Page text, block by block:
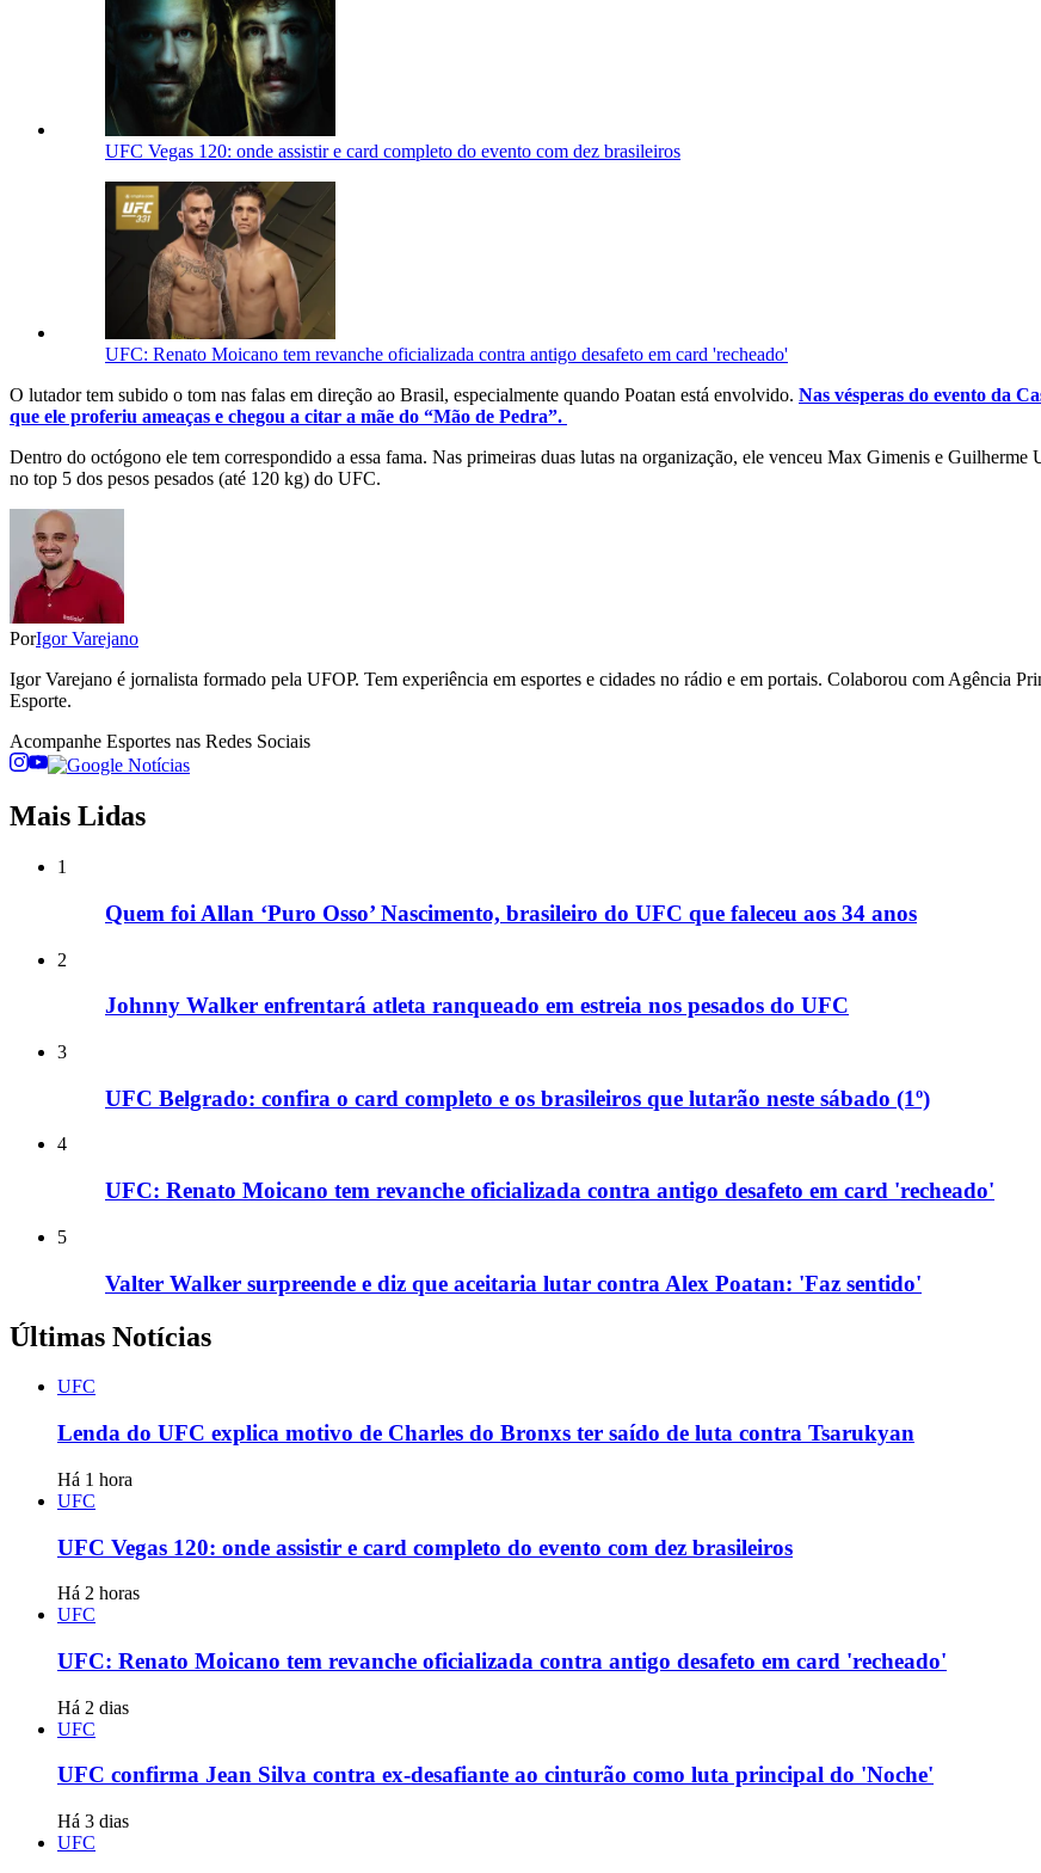
UFC Vegas 120: onde assistir e card completo do evento com dez brasileiros
UFC: Renato Moicano tem revanche oficializada contra antigo desafeto em card 'recheado'
O lutador tem subido o tom nas falas em direção ao Brasil, especialmente quando Poatan está envolvido. Nas vésperas do evento da
que ele proferiu ameaças e chegou a citar a mãe do “Mão de Pedra”.
Dentro do octógono ele tem correspondido a essa fama. Nas primeiras duas lutas na organização, ele venceu Max Gimenis e
no top 5 dos pesos pesados (até 120 kg) do UFC.
PorIgor Varejano
Igor Varejano é jornalista formado pela UFOP. Tem experiência em esportes e cidades no rádio e em portais. Colaborou com Agência
Esporte.
Acompanhe Esportes nas Redes Sociais
Mais Lidas
1
Quem foi Allan ‘Puro Osso’ Nascimento, brasileiro do UFC que faleceu aos 34 anos
2
Johnny Walker enfrentará atleta ranqueado em estreia nos pesados do UFC
3
UFC Belgrado: confira o card completo e os brasileiros que lutarão neste sábado (1º)
4
UFC: Renato Moicano tem revanche oficializada contra antigo desafeto em card 'recheado'
5
Valter Walker surpreende e diz que aceitaria lutar contra Alex Poatan: 'Faz sentido'
Últimas Notícias
UFC
Lenda do UFC explica motivo de Charles do Bronxs ter saído de luta contra Tsarukyan
Há 1 hora
UFC
UFC Vegas 120: onde assistir e card completo do evento com dez brasileiros
Há 2 horas
UFC
UFC: Renato Moicano tem revanche oficializada contra antigo desafeto em card 'recheado'
Há 2 dias
UFC
UFC confirma Jean Silva contra ex-desafiante ao cinturão como luta principal do 'Noche'
Há 3 dias
UFC